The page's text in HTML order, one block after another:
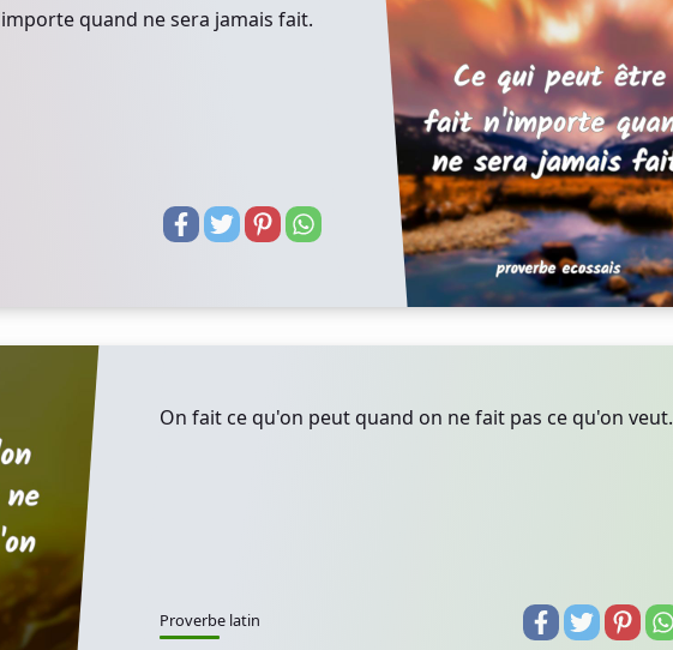
quand ne sera jamais fait.
On fait ce qu'on peut quand on ne fait pas ce qu'on veut.
Proverbe latin